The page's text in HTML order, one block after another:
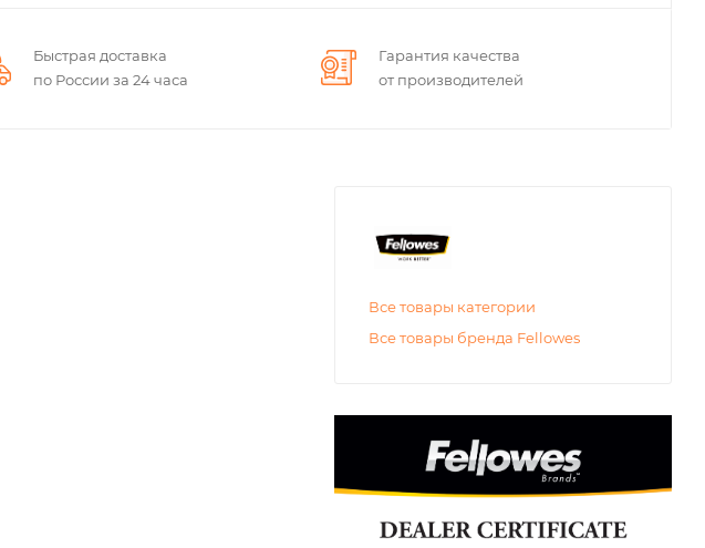
Быстрая доставка
по России за 24 часа
Гарантия качества
от производителей
Все товары категории
Все товары бренда Fellowes